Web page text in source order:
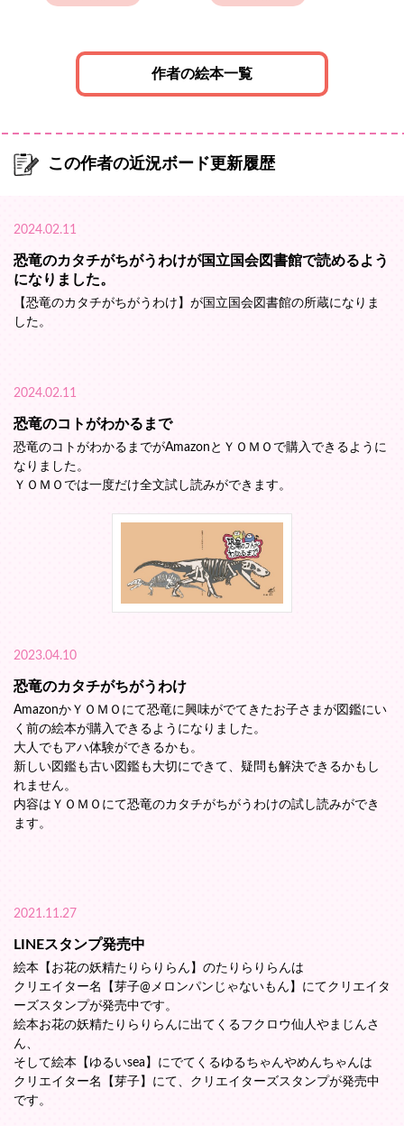
作者の絵本一覧
この作者の近況ボード更新履歴
2024.02.11
恐竜のカタチがちがうわけが国立国会図書館で読めるよう
になりました。
【恐竜のカタチがちがうわけ】が国立国会図書館の所蔵になりま
した。
2024.02.11
恐竜のコトがわかるまで
恐竜のコトがわかるまでがAmazonとＹＯＭＯで購入できるように
なりました。
ＹＯＭＯでは一度だけ全文試し読みができます。
2023.04.10
恐竜のカタチがちがうわけ
AmazonかＹＯＭＯにて恐竜に興味がでてきたお子さまが図鑑にい
く前の絵本が購入できるようになりました。
大人でもアハ体験ができるかも。
新しい図鑑も古い図鑑も大切にできて、疑問も解決できるかもし
れません。
内容はＹＯＭＯにて恐竜のカタチがちがうわけの試し読みができ
ます。
2021.11.27
LINEスタンプ発売中
絵本【お花の妖精たりらりらん】のたりらりらんは
クリエイター名【芽子@メロンパンじゃないもん】にてクリエイタ
ーズスタンプが発売中です。
絵本お花の妖精たりらりらんに出てくるフクロウ仙人やまじんさ
ん、
そして絵本【ゆるいsea】にでてくるゆるちゃんやめんちゃんは
クリエイター名【芽子】にて、クリエイターズスタンプが発売中
です。